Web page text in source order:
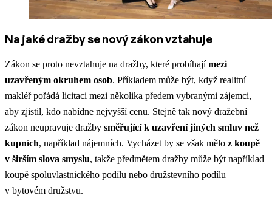
Na jaké dražby se nový zákon vztahuje
Zákon se proto nevztahuje na dražby, které probíhajímezi
uzavřeným okruhem osob. Příkladem může být, když realitní
makléř pořádá licitaci mezi několika předem vybranými zájemci,
aby zjistil, kdo nabídne nejvyšší cenu. Stejně tak nový dražební
zákon neupravuje dražby směřující k uzavření jiných smluv než
kupních, například nájemních. Vycházet by se však mělo z koupě
v širším slova smyslu, takže předmětem dražby může být například
koupě spoluvlastnického podílu nebo družstevního podílu
v bytovém družstvu.